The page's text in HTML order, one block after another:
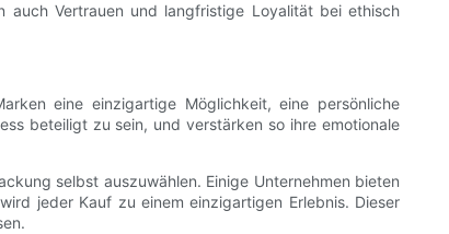
auch Vertrauen und langfristige Loyalität bei ethisch
eine einzigartige Möglichkeit, eine persönliche
beteiligt zu sein, und verstärken so ihre emotionale
selbst auszuwählen. Einige Unternehmen bieten
jeder Kauf zu einem einzigartigen Erlebnis. Dieser